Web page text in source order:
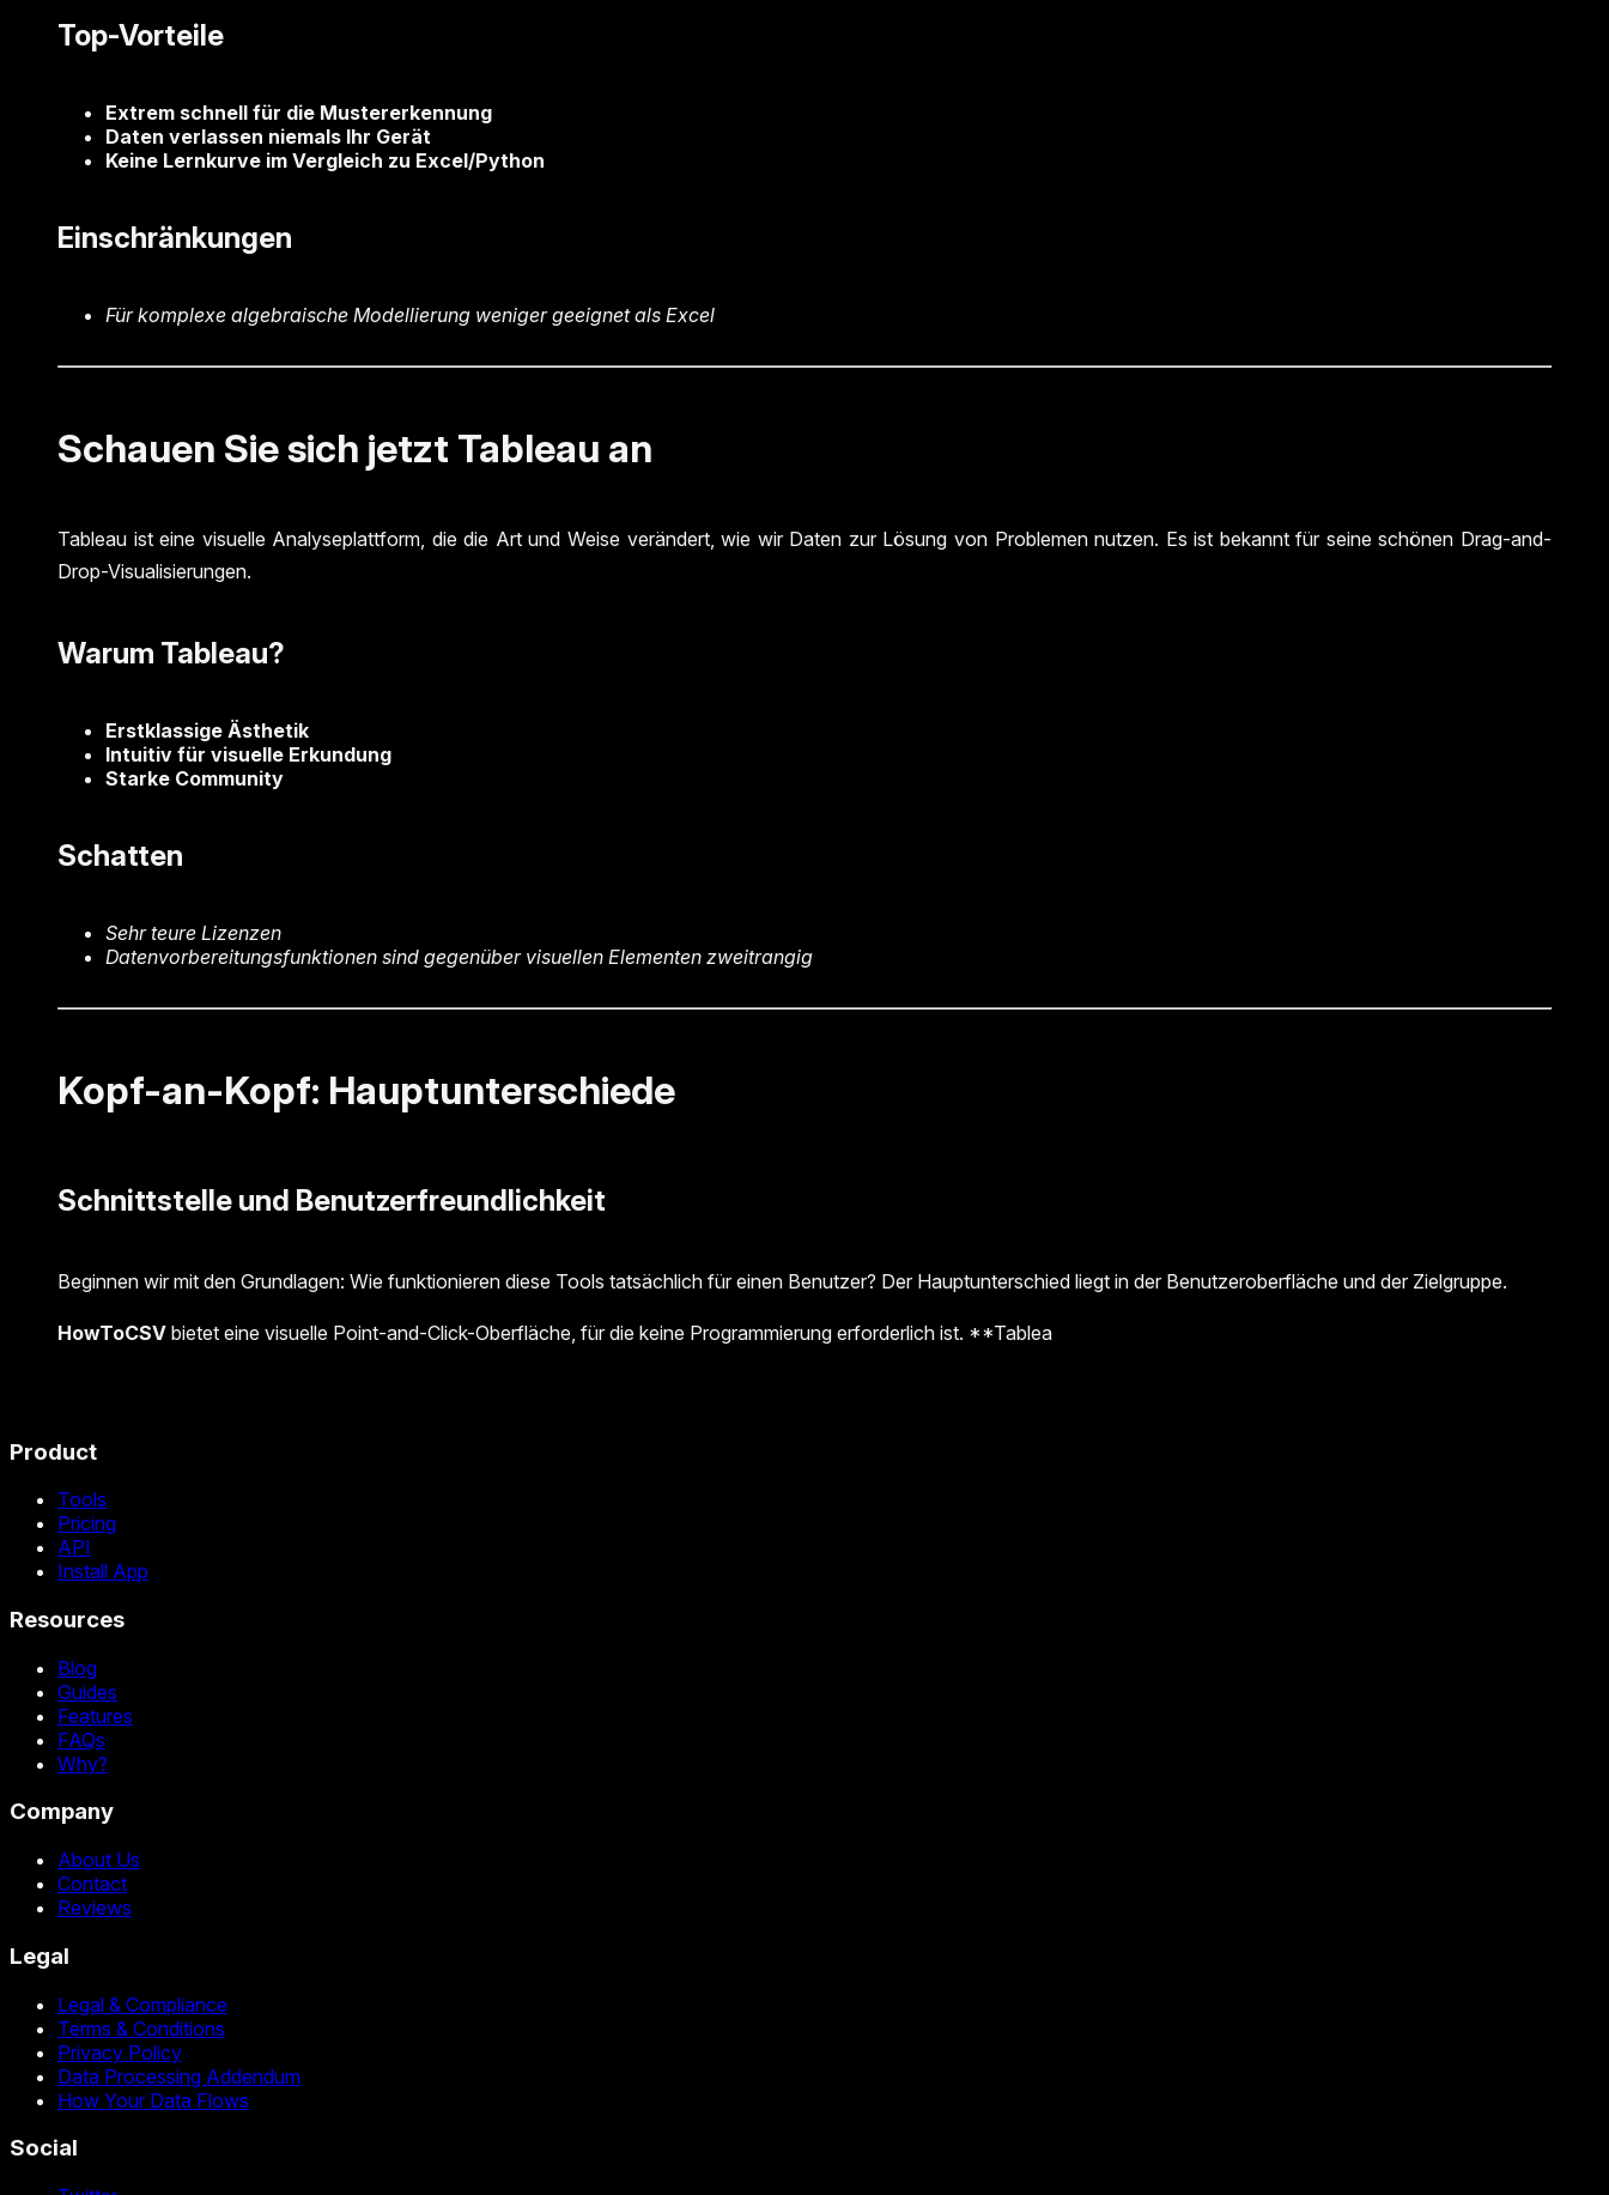
Top-Vorteile
Extrem schnell für die Mustererkennung
Daten verlassen niemals Ihr Gerät
Keine Lernkurve im Vergleich zu Excel/Python
Einschränkungen
Für komplexe algebraische Modellierung weniger geeignet als Excel
Schauen Sie sich jetzt Tableau an
Tableau ist eine visuelle Analyseplattform, die die Art und Weise verändert, wie wir Daten zur Lösung von Problemen nutzen. Es ist bekannt für seine schönen Drag-and-
Drop-Visualisierungen.
Warum Tableau?
Erstklassige Ästhetik
Intuitiv für visuelle Erkundung
Starke Community
Schatten
Sehr teure Lizenzen
Datenvorbereitungsfunktionen sind gegenüber visuellen Elementen zweitrangig
Kopf-an-Kopf: Hauptunterschiede
Schnittstelle und Benutzerfreundlichkeit
Beginnen wir mit den Grundlagen: Wie funktionieren diese Tools tatsächlich für einen Benutzer? Der Hauptunterschied liegt in der Benutzeroberfläche und der Zielgruppe.
HowToCSV bietet eine visuelle Point-and-Click-Oberfläche, für die keine Programmierung erforderlich ist. **Tablea
Product
Tools
Pricing
API
Install App
Resources
Blog
Guides
Features
FAQs
Why?
Company
About Us
Contact
Reviews
Legal
Legal & Compliance
Terms & Conditions
Privacy Policy
Data Processing Addendum
How Your Data Flows
Social